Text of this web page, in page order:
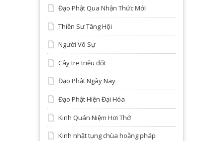
Đạo Phật Qua Nhận Thức Mới
Thiền Sư Tăng Hội
Người Vô Sự
Cây tre triệu đốt
Đạo Phật Ngày Nay
Đạo Phật Hiện Đại Hóa
Kinh Quán Niệm Hơi Thở
Kinh nhật tụng chùa hoằng pháp